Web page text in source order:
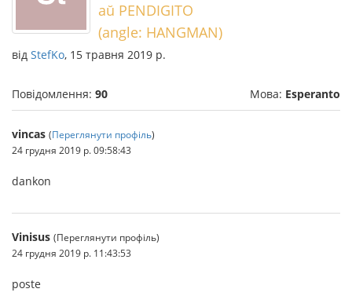
aŭ PENDIGITO
(angle: HANGMAN)
від StefKo, 15 травня 2019 р.
Повідомлення: 90 Мова: Esperanto
vincas (Переглянути профіль)
24 грудня 2019 р. 09:58:43
dankon
Vinisus (Переглянути профіль)
24 грудня 2019 р. 11:43:53
poste